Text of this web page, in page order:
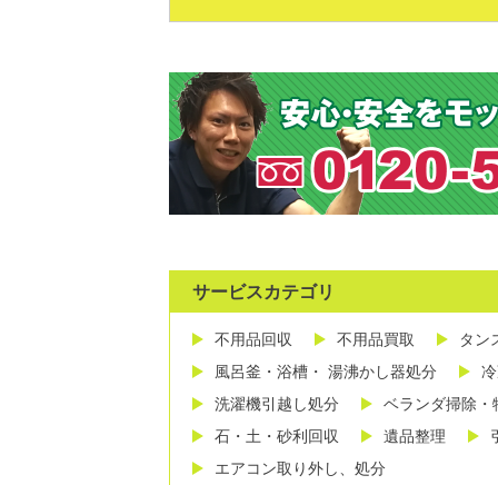
サービスカテゴリ
不用品回収 不用品買取 タン
風呂釜・浴槽・ 湯沸かし器処分
洗濯機引越し処分
ベランダ掃除・
石・土・砂利回収
遺品整理
エアコン取り外し、処分